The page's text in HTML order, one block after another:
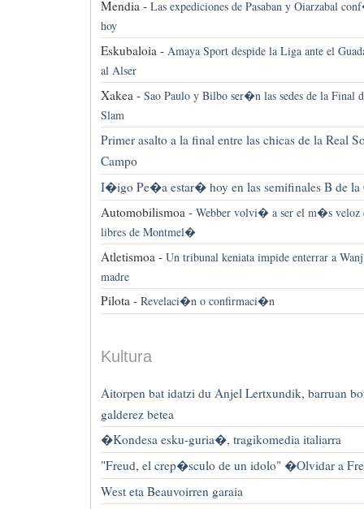
Mendia - Las expediciones de Pasaban y Oiarzabal
hoy
Eskubaloia - Amaya Sport despide la Liga ante el
al Alser
Xakea - Sao Paulo y Bilbo ser�n las sedes de la Final
Slam
Primer asalto a la final entre las chicas de la Real
Campo
I�igo Pe�a estar� hoy en las semifinales B de la
Automobilismoa - Webber volvi� a ser el m�s veloz
libres de Montmel�
Atletismoa - Un tribunal keniata impide enterrar a
madre
Pilota - Revelaci�n o confirmaci�n
Kultura
Aitorpen bat idatzi du Anjel Lertxundik, barruan
galderez betea
�Kondesa esku-guria�, tragikomedia italiarra
"Freud, el crep�sculo de un idolo" �Olvidar a
West eta Beauvoirren garaia